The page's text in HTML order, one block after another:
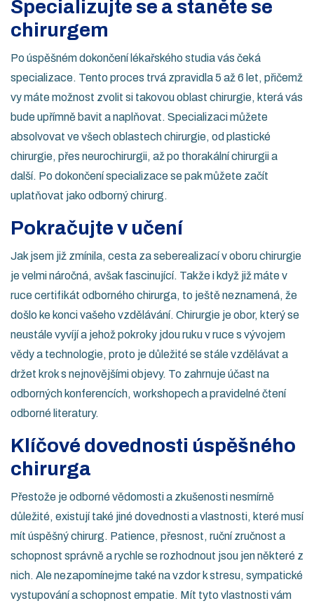
Specializujte se a staněte se
chirurgem
Po úspěšném dokončení lékařského studia vás čeká
specializace. Tento proces trvá zpravidla 5 až 6 let, přičemž
vy máte možnost zvolit si takovou oblast chirurgie, která vás
bude upřímně bavit a naplňovat. Specializaci můžete
absolvovat ve všech oblastech chirurgie, od plastické
chirurgie, přes neurochirurgii, až po thorakální chirurgii a
další. Po dokončení specializace se pak můžete začít
uplatňovat jako odborný chirurg.
Pokračujte v učení
Jak jsem již zmínila, cesta za seberealizací v oboru chirurgie
je velmi náročná, avšak fascinující. Takže i když již máte v
ruce certifikát odborného chirurga, to ještě neznamená, že
došlo ke konci vašeho vzdělávání. Chirurgie je obor, který se
neustále vyvíjí a jehož pokroky jdou ruku v ruce s vývojem
vědy a technologie, proto je důležité se stále vzdělávat a
držet krok s nejnovějšími objevy. To zahrnuje účast na
odborných konferencích, workshopech a pravidelné čtení
odborné literatury.
Klíčové dovednosti úspěšného
chirurga
Přestože je odborné vědomosti a zkušenosti nesmírně
důležité, existují také jiné dovednosti a vlastnosti, které musí
mít úspěšný chirurg. Patience, přesnost, ruční zručnost a
schopnost správně a rychle se rozhodnout jsou jen některé z
nich. Ale nezapomínejme také na vzdor k stresu, sympatické
vystupování a schopnost empatie. Mít tyto vlastnosti vám